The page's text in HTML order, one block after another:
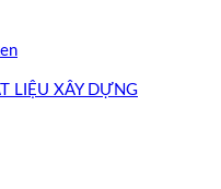
LIỆU XÂY DỰNG